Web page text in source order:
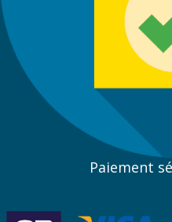
Paiement